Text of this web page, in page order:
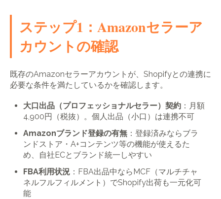
ステップ1：Amazonセラーア
カウントの確認
既存のAmazonセラーアカウントが、Shopifyとの連携に
必要な条件を満たしているかを確認します。
大口出品（プロフェッショナルセラー）契約 ：月額
4,900円（税抜）。個人出品（小口）は連携不可
Amazonブランド登録の有無 ：登録済みならブラ
ンドストア・A+コンテンツ等の機能が使えるた
め、自社ECとブランド統一しやすい
FBA利用状況 ：FBA出品中ならMCF（マルチチャ
ネルフルフィルメント）でShopify出荷も一元化可
能